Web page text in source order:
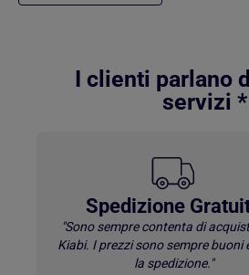
I clienti parlano
servizi *
Spedizione
"Sono sempre contenta di
Kiabi. I prezzi sono sempre buoni
la spedizione."